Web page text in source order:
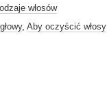
włosów
, Aby oczyścić włosy